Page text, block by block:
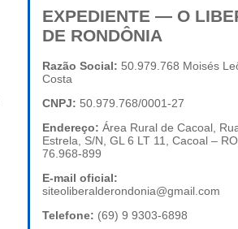
EXPEDIENTE — O
DE RONDÔNIA
Razão Social: 50.979.768 Moisés
Costa
CNPJ: 50.979.768/0001-27
Endereço: Área Rural de Cacoal,
Estrela, S/N, GL 6 LT 11, Cacoal –
76.968-899
E-mail oficial:
siteoliberalderondonia@gmail.com
Telefone: (69) 9 9303-6898